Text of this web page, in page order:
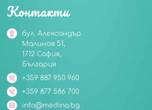
Контакти
бул. Александър
Малинов 51,
1712 София,
България
+359 887 950 960
+359 877 586 700
info@medina.bg